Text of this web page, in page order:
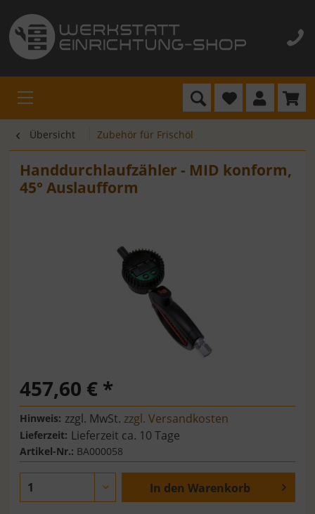
Übersicht Zubehör für Frischöl
Handdurchlaufzähler - MID konform,
45° Auslaufform
457,60 € *
Hinweis: zzgl. MwSt.zzgl. Versandkosten
Lieferzeit: Lieferzeit ca. 10 Tage
Artikel-Nr.: BA000058
In den Warenkorb